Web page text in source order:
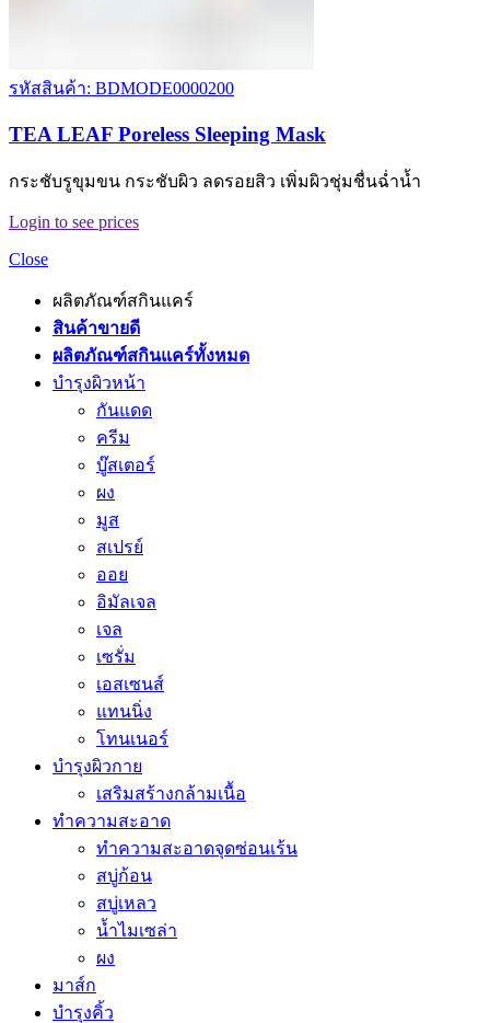
รหัสสินค้า: BDMODE0000200
TEA LEAF Poreless Sleeping Mask
กระชับรูขุมขน กระชับผิว ลดรอยสิว เพิ่มผิวชุ่มชื่นฉ่ำน้ำ
Login to see prices
Close
ผลิตภัณฑ์สกินแคร์
สินค้าขายดี
ผลิตภัณฑ์สกินแคร์ทั้งหมด
บำรุงผิวหน้า
กันแดด
ครีม
บู๊สเตอร์
ผง
มูส
สเปรย์
ออย
อิมัลเจล
เจล
เซรั่ม
เอสเซนส์
แทนนิ่ง
โทนเนอร์
บำรุงผิวกาย
เสริมสร้างกล้ามเนื้อ
ทำความสะอาด
ทำความสะอาดจุดซ่อนเร้น
สบู่ก้อน
สบู่เหลว
น้ำไมเซล่า
ผง
มาส์ก
บำรุงคิ้ว